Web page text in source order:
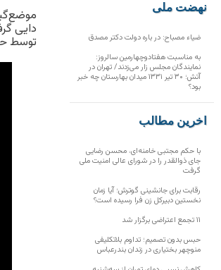
دایی
توسط
نهضت ملی
ضیاء مصباح: در باره دولت دکتر مصدق
به مناسبت هفتادوچهارمین سالروز:
نمایندگان مجلس زار می‌زدند/ تهران در
آتش؛ ۳۰ تیر ۱۳۳۱ میدان بهارستان چه خبر
بود؟
آخرین مطالب
با حکم مجتبی خامنه‌ای، محسن رضایی
جای ذوالقدر را در شورای عالی امنیت ملی
گرفت
رقابت برای جانشینی گوترش؛ آیا زمان
نخستین دبیرکل زن فرا رسیده است؟
۱۱ تجمع اعتراضی برگزار شد
حبس بدون تصمیم؛ تداوم بلاتکلیفی
منوچهر بختیاری در زندان بندرعباس